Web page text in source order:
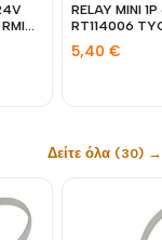
RELAY MINI
RT114006
5,40€
Δείτε όλα (30) →